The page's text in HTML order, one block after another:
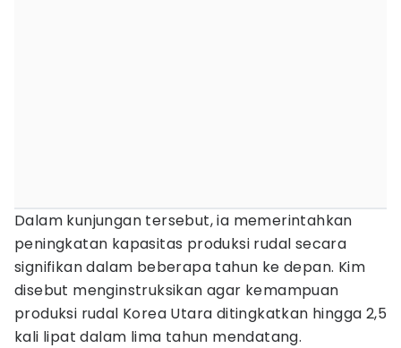
Dalam kunjungan tersebut, ia memerintahkan
peningkatan kapasitas produksi rudal secara
signifikan dalam beberapa tahun ke depan. Kim
disebut menginstruksikan agar kemampuan
produksi rudal Korea Utara ditingkatkan hingga 2,5
kali lipat dalam lima tahun mendatang.